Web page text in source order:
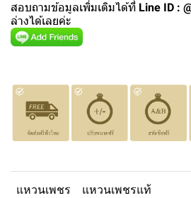
สอบถามข้อมูลเพิ่มเติมได้ที่ Line ID :
ล่างได้เลยค่ะ
แหวนเพชร แหวนเพชรแท้